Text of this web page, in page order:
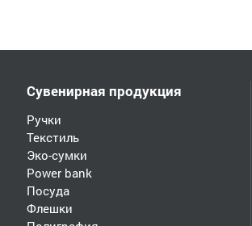
Сувенирная продукция
Ручки
Текстиль
Эко-сумки
Power bank
Посуда
Флешки